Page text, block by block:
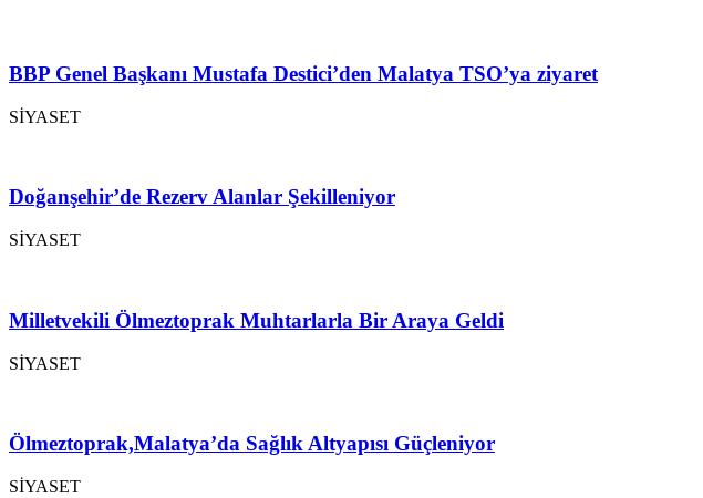
BBP Genel Başkanı Mustafa Destici’den Malatya TSO’ya ziyaret
SİYASET
Doğanşehir’de Rezerv Alanlar Şekilleniyor
SİYASET
Milletvekili Ölmeztoprak Muhtarlarla Bir Araya Geldi
SİYASET
Ölmeztoprak,Malatya’da Sağlık Altyapısı Güçleniyor
SİYASET